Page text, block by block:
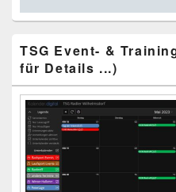
TSG Event- &
für Details ...)